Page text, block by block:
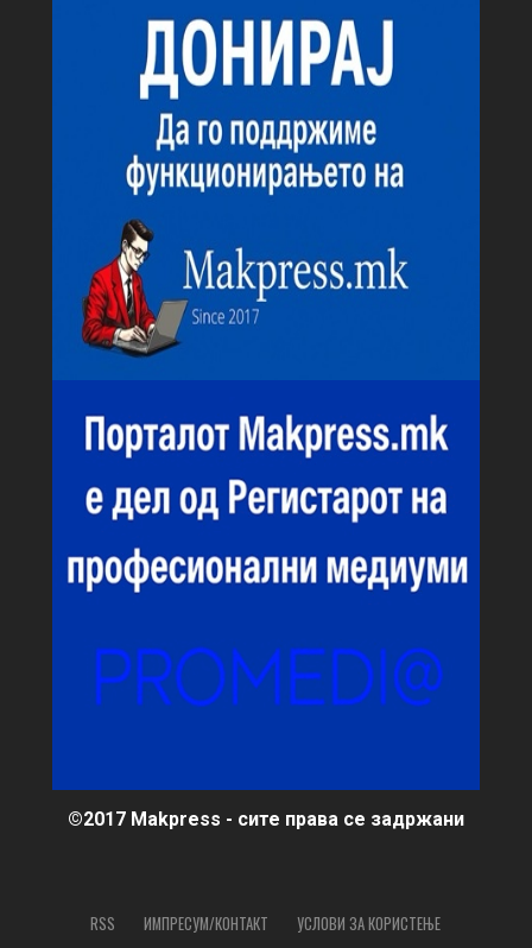
©2017 Makpress - сите права се задржани
RSS ИМПРЕСУМ/КОНТАКТ
УСЛОВИ ЗА КОРИСТЕЊЕ